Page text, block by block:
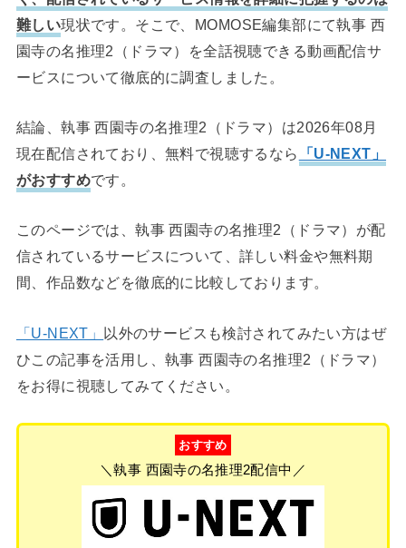
難しい現状です。そこで、MOMOSE編集部にて執事 西
園寺の名推理2（ドラマ）を全話視聴できる動画配信サ
ービスについて徹底的に調査しました。
結論、執事 西園寺の名推理2（ドラマ）は2026年08月
現在配信されており、無料で視聴するなら
「U-NEXT」
がおすすめです。
このページでは、執事 西園寺の名推理2（ドラマ）が配
信されているサービスについて、詳しい料金や無料期
間、作品数などを徹底的に比較しております。
「U-NEXT」 以外のサービスも検討されてみたい方はぜ
ひこの記事を活用し、執事 西園寺の名推理2（ドラマ）
をお得に視聴してみてください。
おすすめ
＼執事 西園寺の名推理2配信中／